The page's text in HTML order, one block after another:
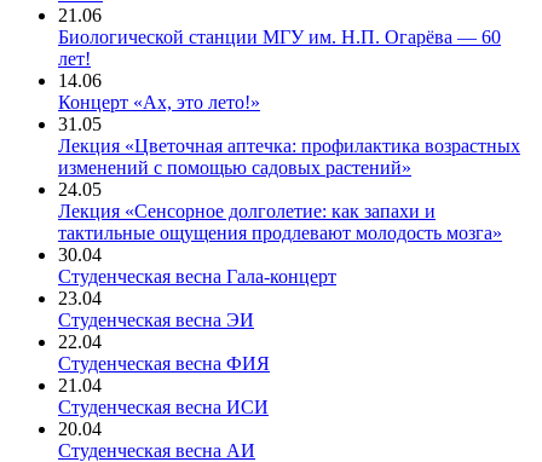
21.06
Биологической станции МГУ им. Н.П. Огарёва — 60
лет!
14.06
Концерт «Ах, это лето!»
31.05
Лекция «Цветочная аптечка: профилактика возрастных
изменений с помощью садовых растений»
24.05
Лекция «Сенсорное долголетие: как запахи и
тактильные ощущения продлевают молодость мозга»
30.04
Студенческая весна Гала-концерт
23.04
Студенческая весна ЭИ
22.04
Студенческая весна ФИЯ
21.04
Студенческая весна ИСИ
20.04
Студенческая весна АИ